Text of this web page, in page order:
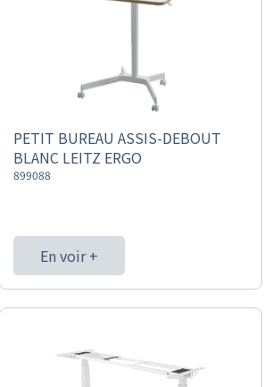
PETIT BUREAU ASSIS-DEBOUT
BLANC LEITZ ERGO
899088
En voir +